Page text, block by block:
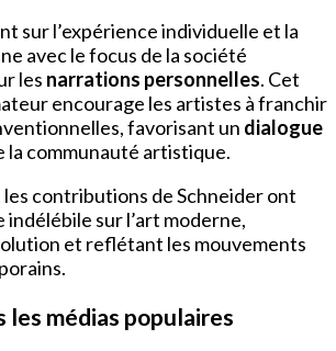
sur l’expérience individuelle et la
avec le focus de la société
les narrations personnelles. Cet
encourage les artistes à franchir
favorisant un dialogue
la communauté artistique.
les contributions de Schneider ont
indélébile sur l’art moderne,
et reflétant les mouvements
les médias populaires